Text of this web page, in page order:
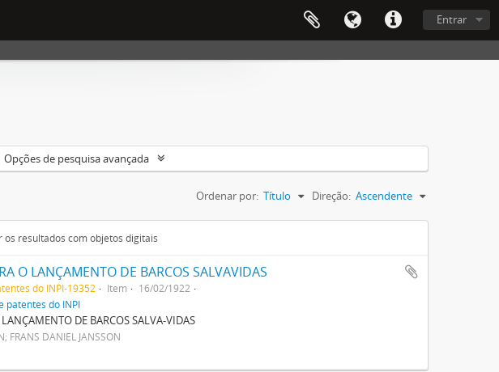
Entrar
Opções de pesquisa avançada
Ordenar por: Título Direção: Ascendente
os resultados com objetos digitais
O LANÇAMENTO DE BARCOS SALVAVIDAS
do INPI-19352 Item
16/02/1922
patentes do INPI
DE BARCOS SALVA-VIDAS
FRANS DANIEL JANSSON